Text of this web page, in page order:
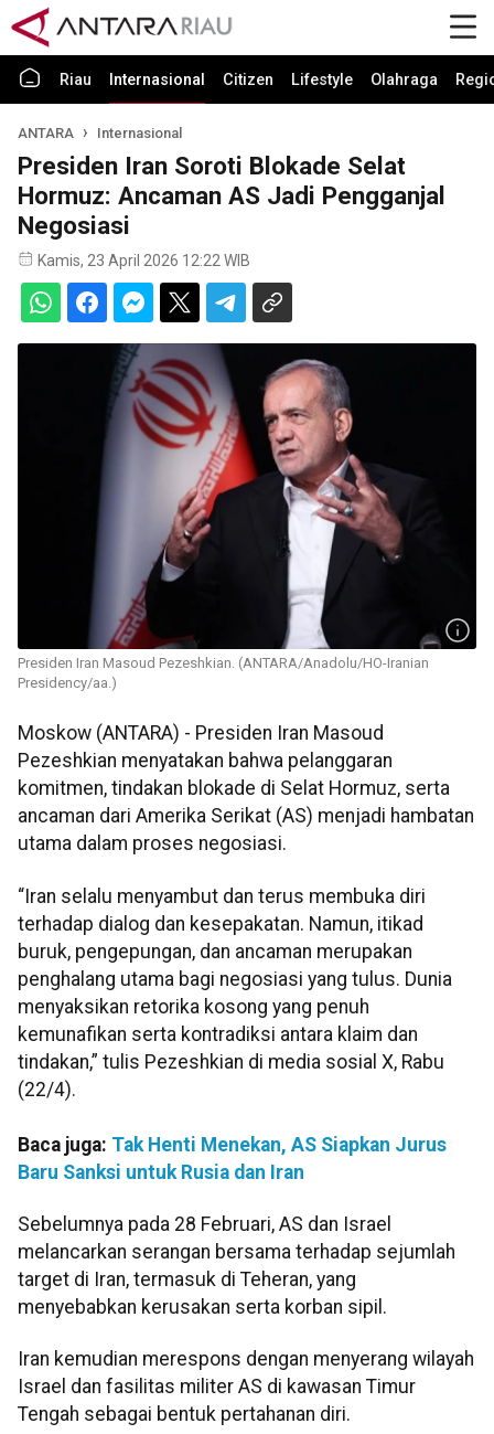
Riau Internasional Citizen Lifestyle Olahraga
ANTARA Internasional
Presiden Iran Soroti Blokade Selat
Hormuz: Ancaman AS Jadi Pengganjal
Negosiasi
Kamis, 23 April 2026 12:22 WIB
Presiden Iran Masoud Pezeshkian. (ANTARA/Anadolu/HO-Iranian
Presidency/aa.)
Moskow (ANTARA) - Presiden Iran Masoud
Pezeshkian menyatakan bahwa pelanggaran
komitmen, tindakan blokade di Selat Hormuz, serta
ancaman dari Amerika Serikat (AS) menjadi hambatan
utama dalam proses negosiasi.
“Iran selalu menyambut dan terus membuka diri
terhadap dialog dan kesepakatan. Namun, itikad
buruk, pengepungan, dan ancaman merupakan
penghalang utama bagi negosiasi yang tulus. Dunia
menyaksikan retorika kosong yang penuh
kemunafikan serta kontradiksi antara klaim dan
tindakan,” tulis Pezeshkian di media sosial X, Rabu
(22/4).
Baca juga: Tak Henti Menekan, AS Siapkan Jurus
Baru Sanksi untuk Rusia dan Iran
Sebelumnya pada 28 Februari, AS dan Israel
melancarkan serangan bersama terhadap sejumlah
target di Iran, termasuk di Teheran, yang
menyebabkan kerusakan serta korban sipil.
Iran kemudian merespons dengan menyerang wilayah
Israel dan fasilitas militer AS di kawasan Timur
Tengah sebagai bentuk pertahanan diri.